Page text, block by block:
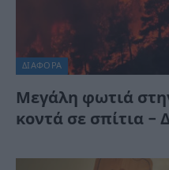
ΔΙΆΦΟΡΑ
Μεγάλη φωτιά
κοντά σε σπίτια –